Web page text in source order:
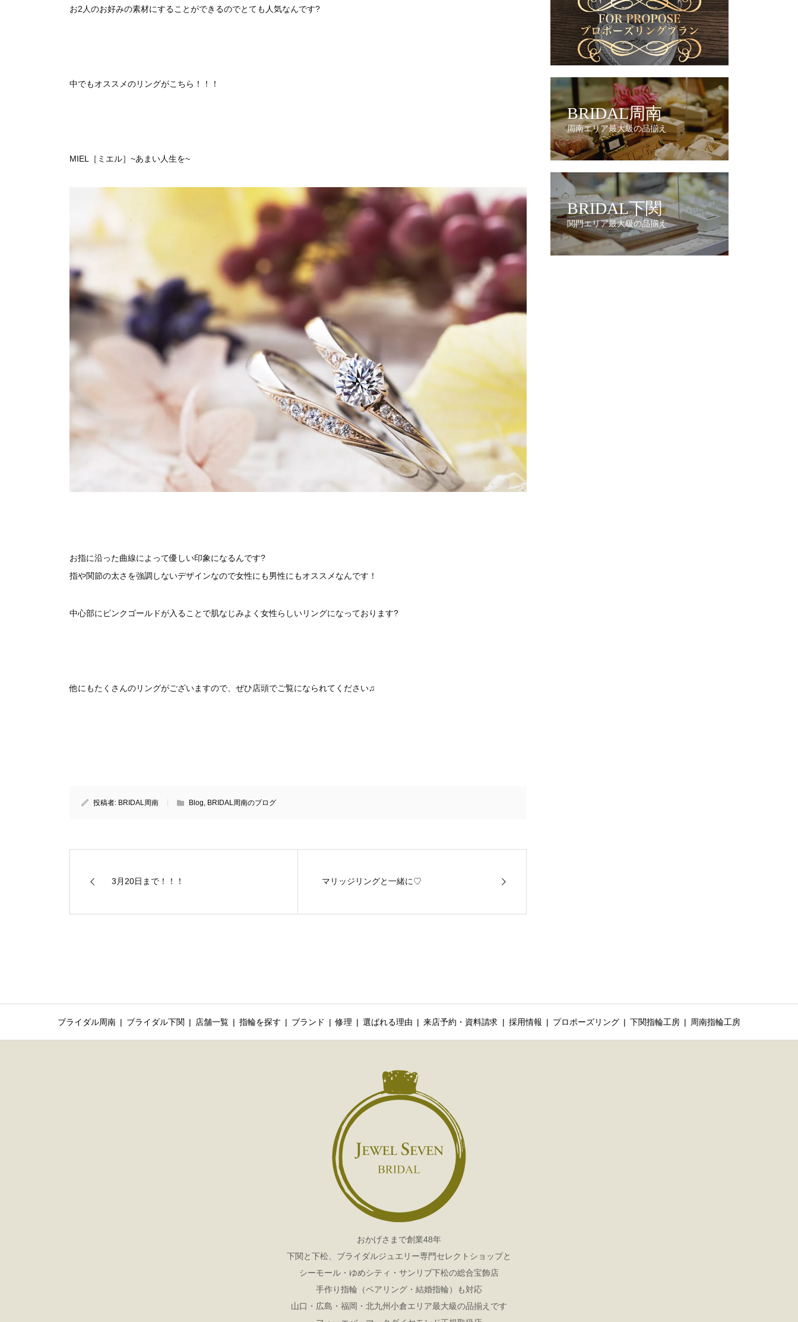
お2人のお好みの素材にすることができるのでとても人気なんです?
中でもオススメのリングがこちら！！！
MIEL［ミエル］~あまい人生を~
お指に沿った曲線によって優しい印象になるんです?
指や関節の太さを強調しないデザインなので女性にも男性にもオススメなんです！
中心部にピンクゴールドが入ることで肌なじみよく女性らしいリングになっております?
他にもたくさんのリングがございますので、ぜひ店頭でご覧になられてください♫
投稿者: BRIDAL周南 Blog BRIDAL周南のブログ
3月20日まで！！！ マリッジリングと一緒に♡
BRIDAL周南
周南エリア最大級の品揃え
BRIDAL下関
関門エリア最大級の品揃え
ブライダル周南 ブライダル下関 店舗一覧 指輪を探す ブランド 修理 選ばれる理由 来店予約・資料請求 採用情報 プロポーズリング 下関指輪工房 周南指輪工房
おかげさまで創業48年
下関と下松、ブライダルジュエリー専門セレクトショップと
シーモール・ゆめシティ・サンリブ下松の総合宝飾店
手作り指輪（ペアリング・結婚指輪）も対応
山口・広島・福岡・北九州小倉エリア最大級の品揃えです